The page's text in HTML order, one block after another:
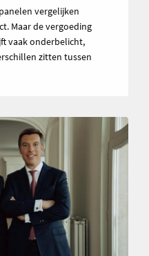
vergelijken
Maar de vergoeding
vaak onderbelicht,
zitten tussen